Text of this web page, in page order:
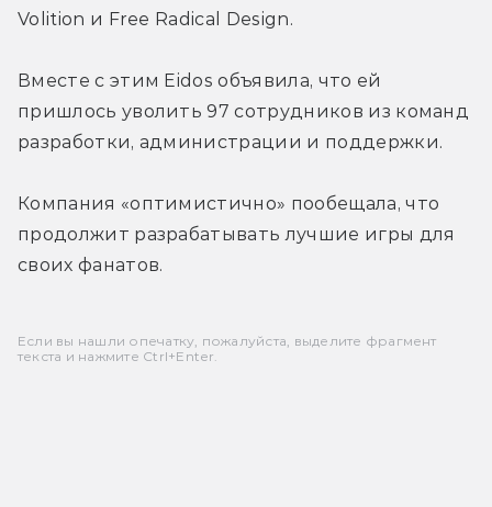
Volition и Free Radical Design.
Вместе с этим Eidos объявила, что ей
пришлось уволить 97 сотрудников из команд
разработки, администрации и поддержки.
Компания «оптимистично» пообещала, что
продолжит разрабатывать лучшие игры для
своих фанатов.
Если вы нашли опечатку, пожалуйста, выделите фрагмент
текста и нажмите Ctrl+Enter.